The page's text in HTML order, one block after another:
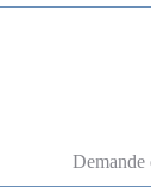
Demande